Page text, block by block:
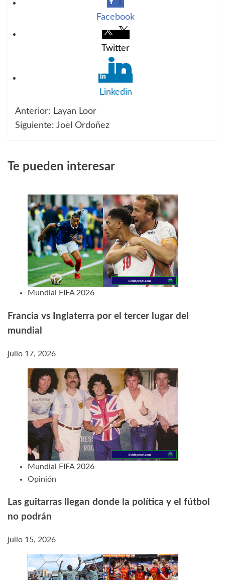
Facebook
Twitter
Linkedin
Navegación
entradas
Anterior: Layan Loor
Siguiente: Joel Ordoñez
Te pueden interesar
Mundial FIFA 2026
Francia vs Inglaterra por el tercer lugar del
mundial
julio 17, 2026
Mundial FIFA 2026
Opinión
Las guitarras llegan donde la política y el fútbol
no podrán
julio 15, 2026